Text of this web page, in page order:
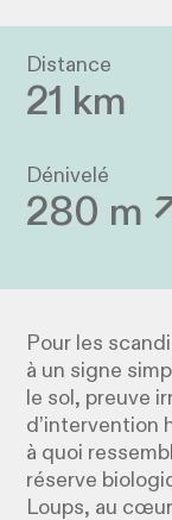
Distance
21 km
Dénivelé
280 m
Pour les
à un signe
le sol, preuve
d’intervention
à quoi
réserve
Loups, au